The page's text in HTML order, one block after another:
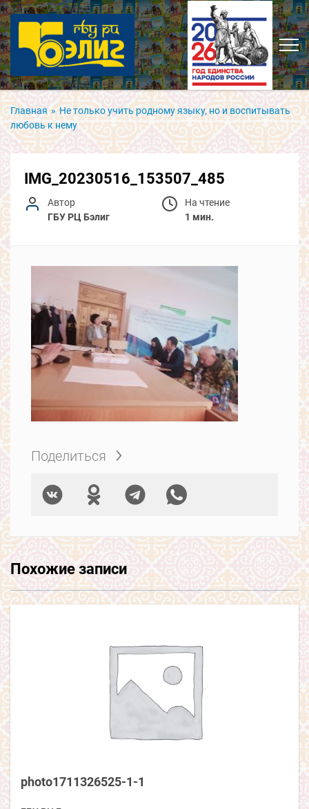
Главная » Не только учить родному языку, но и воспитывать
любовь к нему
IMG_20230516_153507_485
Автор
ГБУ РЦ Бэлиг
На чтение
1 мин.
Поделиться
Похожие записи
photo1711326525-1-1